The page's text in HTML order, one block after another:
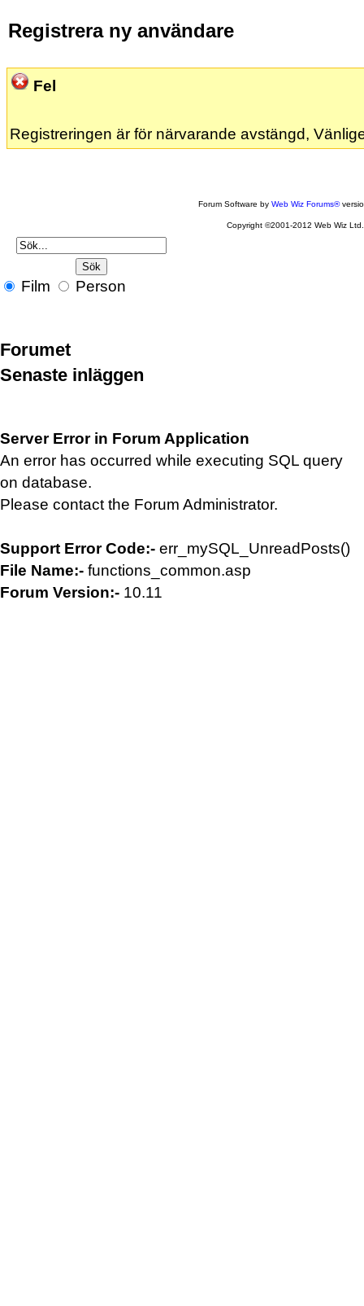
Registrera ny användare
Fel
Registreringen är för närvarande avstängd,
Forum Software byWeb Wiz Forums®
Copyright ©2001-2012 Web Wiz Ltd.
Film Person
Forumet
Senaste inläggen
Server Error in Forum Application
An error has occurred while executing SQL query
on database.
Please contact the Forum Administrator.
Support Error Code:- err_mySQL_UnreadPosts()
File Name:- functions_common.asp
Forum Version:- 10.11